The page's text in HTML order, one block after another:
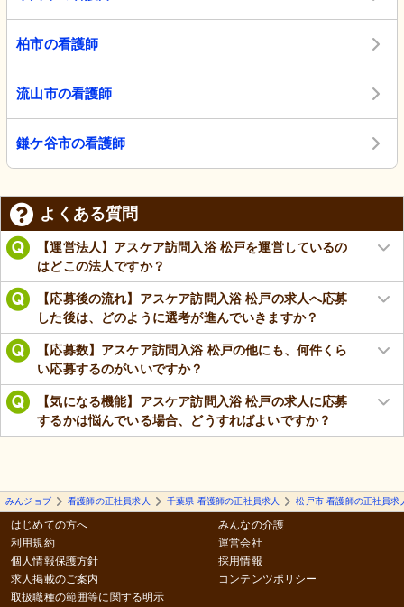
柏市の看護師
流山市の看護師
鎌ケ谷市の看護師
よくある質問
【運営法人】アスケア訪問入浴 松戸を運営しているの
はどこの法人ですか？
【応募後の流れ】アスケア訪問入浴 松戸の求人へ応募
した後は、どのように選考が進んでいきますか？
【応募数】アスケア訪問入浴 松戸の他にも、何件くら
い応募するのがいいですか？
【気になる機能】アスケア訪問入浴 松戸の求人に応募
するかは悩んでいる場合、どうすればよいですか？
みんジョブ 看護師の正社員求人 千葉県 看護師の正社員求人 松戸市 看護師の正社員求
はじめての方へ
利用規約
個人情報保護方針
求人掲載のご案内
取扱職種の範囲等に関する明示
みんなの介護
運営会社
採用情報
コンテンツポリシー